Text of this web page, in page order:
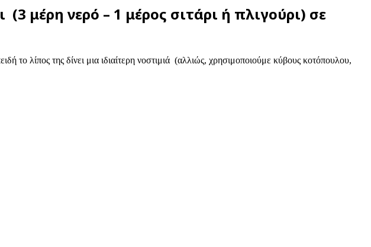
μέρη νερό – 1 μέρος σιτάρι ή πλιγούρι) σε
λίπος της δίνει μια ιδιαίτερη νοστιμιά (αλλιώς, χρησιμοποιούμε κύβους κοτόπουλου,